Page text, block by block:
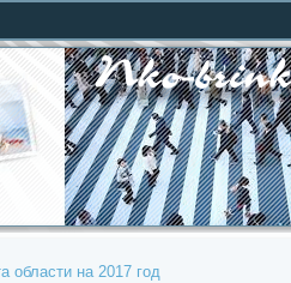
области на 2017 год